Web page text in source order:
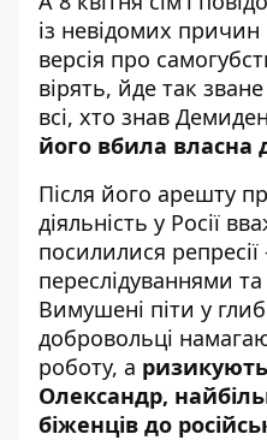
із невідомих
версія про
вірять, йде так
всі, хто знав
його вбила власна
Після його арешту
діяльність у Росії
посилилися
переслідуваннями
Вимушені піти у
добровольці
роботу, а
Олександр,
біженців до